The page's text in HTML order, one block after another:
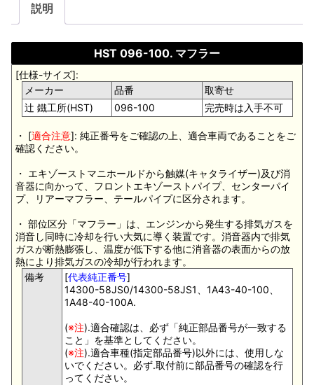
説明
HST 096-100. マフラー
[仕様-サイズ]:
メーカー
品番
取寄せ
辻 鐵工所(HST)
096-100 完売時は入手不可
・ [適合注意]: 純正番号をご確認の上、適合車両であることをご
確認ください。
・ エキゾーストマニホールドから触媒(キャタライザー)及び消
音器に向かって、フロントエキゾーストパイプ、センターパイ
プ、リアーマフラー、テールパイプに区分されます。
・ 部位区分「マフラー」は、エンジンから発生する排気ガスを
消音し同時に冷却を行い大気に導く装置です。消音器内で排気
ガスが断熱膨張し、温度が低下する他に消音器の表面からの放
熱により排気ガスの冷却が行われます。
備考
[代表純正番号]
14300-58JS0/14300-58JS1、1A43-40-100、
1A48-40-100A.
(※注).適合確認は、必ず「純正部品番号が一致する
こと」を基準としてください。
(※注).適合車種(指定部品番号)以外には、使用しな
いでください。必ず.取付前に部品番号の確認を行
ってください。